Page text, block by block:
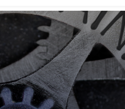
能源
运
开放创新
白皮书
健康、
合规
公开信息